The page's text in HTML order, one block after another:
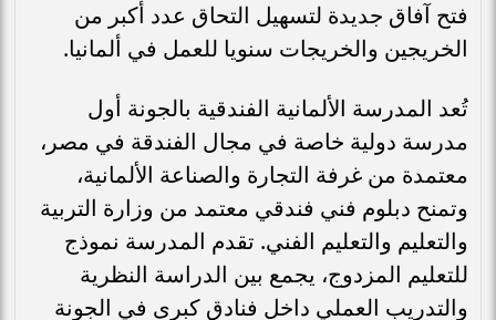
فتح آفاق جديدة لتسهيل التحاق عدد أكبر من
الخريجين والخريجات سنويا للعمل في ألمانيا.
تُعد المدرسة الألمانية الفندقية بالجونة أول
مدرسة دولية خاصة في مجال الفندقة في مصر،
معتمدة من غرفة التجارة والصناعة الألمانية،
وتمنح دبلوم فني فندقي معتمد من وزارة التربية
والتعليم والتعليم الفني. تقدم المدرسة نموذج
للتعليم المزدوج، يجمع بين الدراسة النظرية
والتدريب العملي داخل فنادق كبرى في الجونة